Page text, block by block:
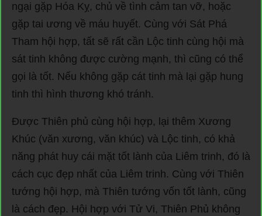
ngại gặp Hóa Kỵ, chủ về tình cảm tan vỡ, hoặc
gặp tai ương về máu huyết. Cùng với Sát Phá
Tham hội hợp, tất sẽ rất cần Lộc tinh cùng hội mà
sát tinh không được cường mạnh, thì cũng có thể
gọi là tốt. Nếu không gặp cát tinh mà lại gặp hung
tinh thì hình thương khó tránh.
Được Thiên phủ cùng hội hợp, lại thêm Xương
Khúc (văn xương, văn khúc) và Lộc tinh, có khả
năng phát huy cái mặt tốt lành của Liêm trinh, đó là
cách cục đẹp nhất của Liêm trinh. Cùng với Thiên
tướng hội hợp, mà Thiên tướng vốn tốt lành, cũng
là cách đẹp. Hội hợp với Tử Vi, Thiên Phủ không